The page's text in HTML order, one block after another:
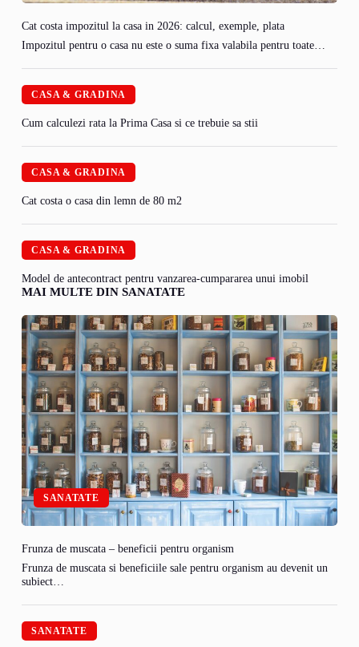
Cat costa impozitul la casa in 2026: calcul, exemple, plata
Impozitul pentru o casa nu este o suma fixa valabila pentru toate…
CASA & GRADINA
Cum calculezi rata la Prima Casa si ce trebuie sa stii
CASA & GRADINA
Cat costa o casa din lemn de 80 m2
CASA & GRADINA
Model de antecontract pentru vanzarea-cumpararea unui imobil
MAI MULTE DIN SANATATE
SANATATE
Frunza de muscata – beneficii pentru organism
Frunza de muscata si beneficiile sale pentru organism au devenit un
subiect…
SANATATE